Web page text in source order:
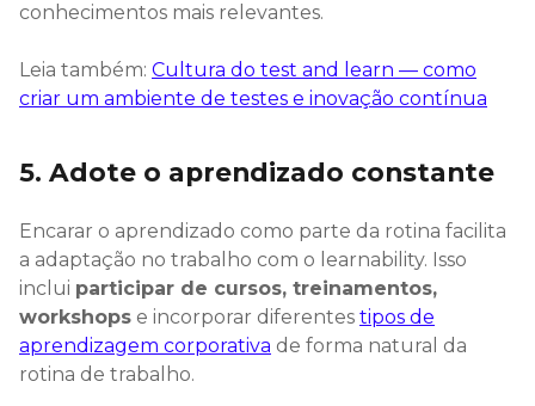
conhecimentos mais relevantes.
Leia também: Cultura do test and learn — como
criar um ambiente de testes e inovação contínua
5. Adote o aprendizado constante
Encarar o aprendizado como parte da rotina facilita
a adaptação no trabalho com o learnability. Isso
inclui participar de cursos, treinamentos,
workshops e incorporar diferentes tipos de
aprendizagem corporativa de forma natural da
rotina de trabalho.